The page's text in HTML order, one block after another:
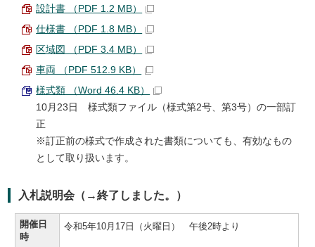
設計書 （PDF 1.2 MB）
仕様書 （PDF 1.8 MB）
区域図 （PDF 3.4 MB）
車両 （PDF 512.9 KB）
様式類 （Word 46.4 KB）
10月23日 様式類ファイル（様式第2号、第3号）の一部訂
正
※訂正前の様式で作成された書類についても、有効なもの
として取り扱います。
入札説明会（→終了しました。）
開催日
時
令和5年10月17日（火曜日） 午後2時より